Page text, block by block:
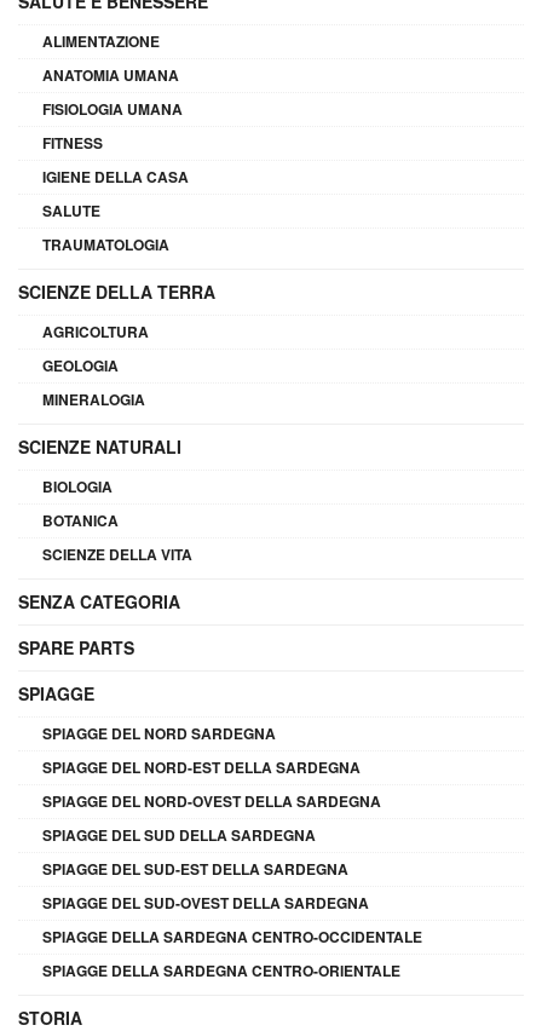
ALIMENTAZIONE
ANATOMIA UMANA
FISIOLOGIA UMANA
FITNESS
IGIENE DELLA CASA
SALUTE
TRAUMATOLOGIA
SCIENZE DELLA TERRA
AGRICOLTURA
GEOLOGIA
MINERALOGIA
SCIENZE NATURALI
BIOLOGIA
BOTANICA
SCIENZE DELLA VITA
SENZA CATEGORIA
SPARE PARTS
SPIAGGE
SPIAGGE DEL NORD SARDEGNA
SPIAGGE DEL NORD-EST DELLA SARDEGNA
SPIAGGE DEL NORD-OVEST DELLA SARDEGNA
SPIAGGE DEL SUD DELLA SARDEGNA
SPIAGGE DEL SUD-EST DELLA SARDEGNA
SPIAGGE DEL SUD-OVEST DELLA SARDEGNA
SPIAGGE DELLA SARDEGNA CENTRO-OCCIDENTALE
SPIAGGE DELLA SARDEGNA CENTRO-ORIENTALE
STORIA